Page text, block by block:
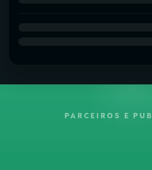
PARCEIROS E